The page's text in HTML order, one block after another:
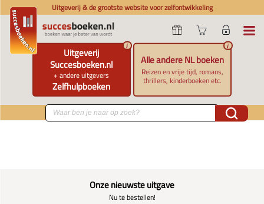
Uitgeverij & de grootste website voor zelfontwikkeling
Uitgeverij
Succesboeken.nl
+ andere uitgevers
Zelfhulpboeken
i
Alle andere NL boeken
Reizen en vrije tijd, romans,
thrillers, kinderboeken etc.
i
Onze nieuwste uitgave
Nu te bestellen!